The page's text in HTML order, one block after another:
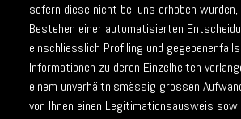
sofern diese nicht bei uns erhoben
Bestehen einer automatisierten
einschliesslich Profiling und
Informationen zu deren Einzelheiten
einem unverhältnismässig grossen
von Ihnen einen Legitimationsausweis